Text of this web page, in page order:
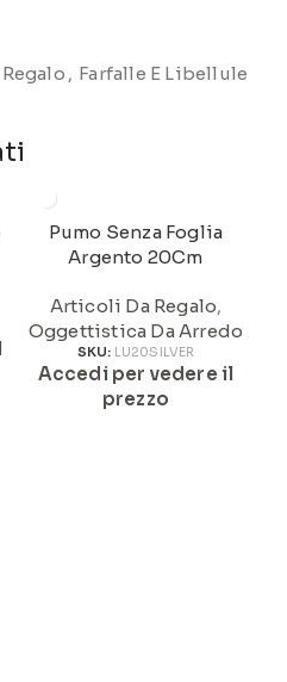
, Farfalle E Libellule
Pumo Senza Foglia
Argento 20Cm
Articoli Da Regalo,
Oggettistica Da Arredo
SKU: LU20SILVER
Accedi per vedere il
prezzo